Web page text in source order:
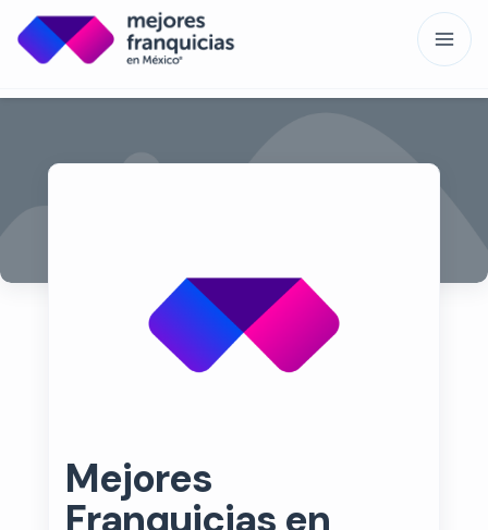
Mejores
Franquicias en